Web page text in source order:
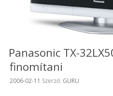
Panasonic TX-
finomítani
Beküldve:
2006-02-11 Szerző: GURU